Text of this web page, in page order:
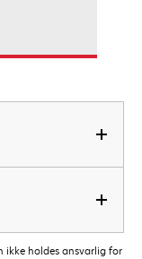
ikke holdes ansvarlig for